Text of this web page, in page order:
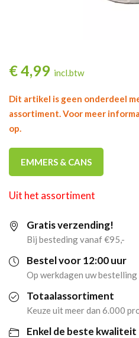
€4,99 incl.btw
Dit artikel is geen onderdeel
assortiment. Voor meer
op.
EMMERS & CANS
Uit het assortiment
Gratis verzending!
Bij besteding vanaf €95,-
Bestel voor 12:00 uur
Op werkdagen uw
Totaalassortiment
Keuze uit meer dan 6.000
Enkel de beste kwaliteit